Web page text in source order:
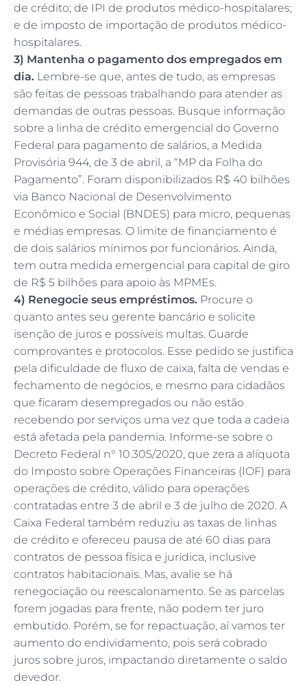
de crédito; de IPI de produtos médico-hospitalares;
e de imposto de importação de produtos médico-
hospitalares.
3) Mantenha o pagamento dos empregados em
dia. Lembre-se que, antes de tudo, as empresas
são feitas de pessoas trabalhando para atender as
demandas de outras pessoas. Busque informação
sobre a linha de crédito emergencial do Governo
Federal para pagamento de salários, a Medida
Provisória 944, de 3 de abril, a “MP da Folha do
Pagamento”. Foram disponibilizados R$ 40 bilhões
via Banco Nacional de Desenvolvimento
Econômico e Social (BNDES) para micro, pequenas
e médias empresas. O limite de financiamento é
de dois salários mínimos por funcionários. Ainda,
tem outra medida emergencial para capital de giro
de R$ 5 bilhões para apoio às MPMEs.
4) Renegocie seus empréstimos. Procure o
quanto antes seu gerente bancário e solicite
isenção de juros e possíveis multas. Guarde
comprovantes e protocolos. Esse pedido se justifica
pela dificuldade de fluxo de caixa, falta de vendas e
fechamento de negócios, e mesmo para cidadãos
que ficaram desempregados ou não estão
recebendo por serviços uma vez que toda a cadeia
está afetada pela pandemia. Informe-se sobre o
Decreto Federal n° 10.305/2020, que zera a alíquota
do Imposto sobre Operações Financeiras (IOF) para
operações de crédito, válido para operações
contratadas entre 3 de abril e 3 de julho de 2020. A
Caixa Federal também reduziu as taxas de linhas
de crédito e ofereceu pausa de até 60 dias para
contratos de pessoa física e jurídica, inclusive
contratos habitacionais. Mas, avalie se há
renegociação ou reescalonamento. Se as parcelas
forem jogadas para frente, não podem ter juro
embutido. Porém, se for repactuação, aí vamos ter
aumento do endividamento, pois será cobrado
juros sobre juros, impactando diretamente o saldo
devedor.